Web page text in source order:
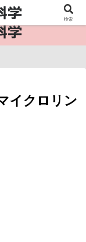
ンフラ。
イクロリン
検索